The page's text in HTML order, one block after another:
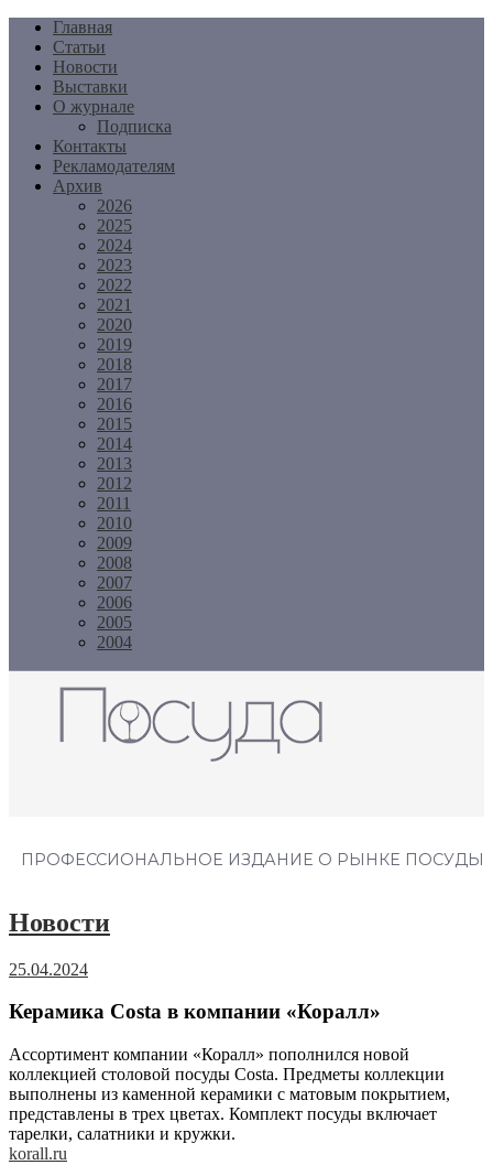
Перейти
содержимому
Главная
Статьи
Новости
Выставки
О журнале
Подписка
Контакты
Рекламодателям
Архив
2026
2025
2024
2023
2022
2021
2020
2019
2018
2017
2016
2015
2014
2013
2012
2011
2010
2009
2008
2007
2006
2005
2004
ПРОФЕССИОНАЛЬНОЕ ИЗДАНИЕ О РЫНКЕ ПОСУДЫ
Новости
25.04.2024
Керамика Costa в компании «Коралл»
Ассортимент компании «Коралл» пополнился новой
коллекцией столовой посуды Costa. Предметы коллекции
выполнены из каменной керамики с матовым покрытием,
представлены в трех цветах. Комплект посуды включает
тарелки, салатники и кружки.
korall.ru